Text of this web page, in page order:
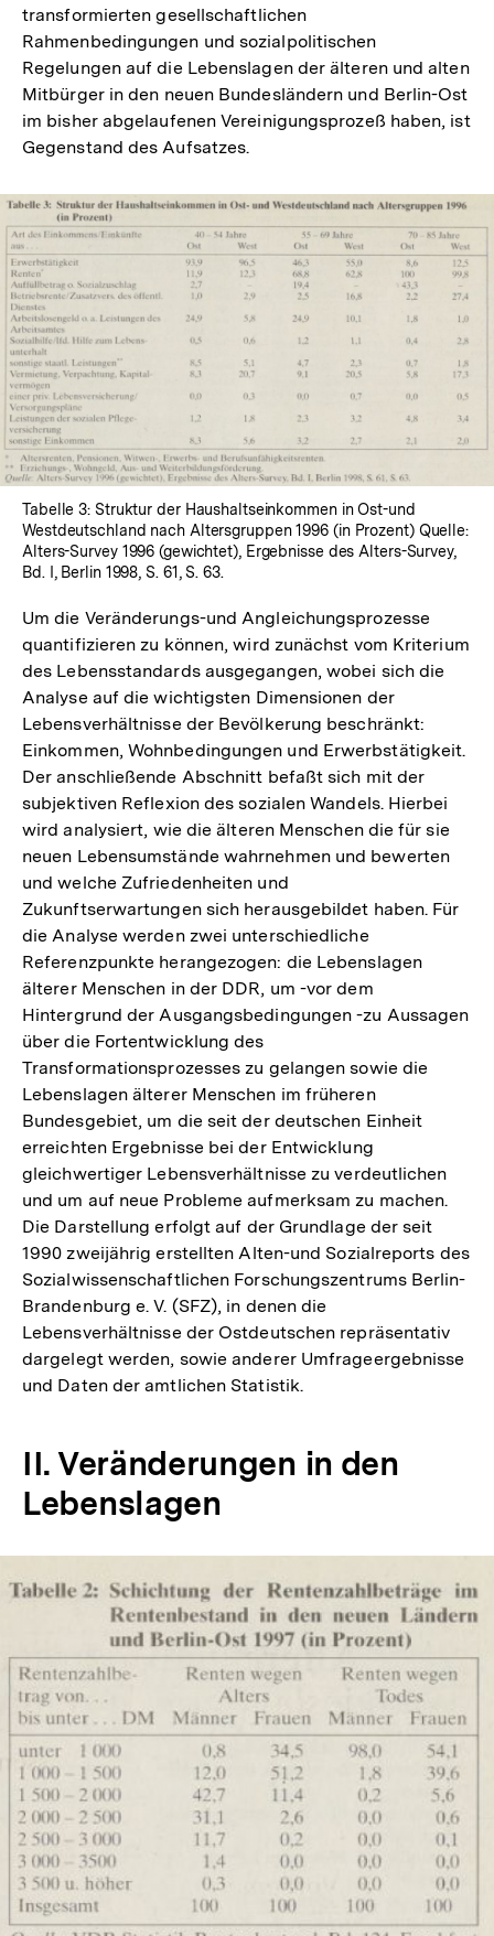
transformierten gesellschaftlichen
Rahmenbedingungen und sozialpolitischen
Regelungen auf die Lebenslagen der älteren und alten
Mitbürger in den neuen Bundesländern und Berlin-Ost
im bisher abgelaufenen Vereinigungsprozeß haben, ist
Gegenstand des Aufsatzes.
In
Lightbox
öffnen
Tabelle 3: Struktur der Haushaltseinkommen in Ost-und
Westdeutschland nach Altersgruppen 1996 (in Prozent) Quelle:
Alters-Survey 1996 (gewichtet), Ergebnisse des Alters-Survey,
Bd. I, Berlin 1998, S. 61, S. 63.
Um die Veränderungs-und Angleichungsprozesse
quantifizieren zu können, wird zunächst vom Kriterium
des Lebensstandards ausgegangen, wobei sich die
Analyse auf die wichtigsten Dimensionen der
Lebensverhältnisse der Bevölkerung beschränkt:
Einkommen, Wohnbedingungen und Erwerbstätigkeit.
Der anschließende Abschnitt befaßt sich mit der
subjektiven Reflexion des sozialen Wandels. Hierbei
wird analysiert, wie die älteren Menschen die für sie
neuen Lebensumstände wahrnehmen und bewerten
und welche Zufriedenheiten und
Zukunftserwartungen sich herausgebildet haben. Für
die Analyse werden zwei unterschiedliche
Referenzpunkte herangezogen: die Lebenslagen
älterer Menschen in der DDR, um -vor dem
Hintergrund der Ausgangsbedingungen -zu Aussagen
über die Fortentwicklung des
Transformationsprozesses zu gelangen sowie die
Lebenslagen älterer Menschen im früheren
Bundesgebiet, um die seit der deutschen Einheit
erreichten Ergebnisse bei der Entwicklung
gleichwertiger Lebensverhältnisse zu verdeutlichen
und um auf neue Probleme aufmerksam zu machen.
Die Darstellung erfolgt auf der Grundlage der seit
1990 zweijährig erstellten Alten-und Sozialreports des
Sozialwissenschaftlichen Forschungszentrums Berlin-
Brandenburg e. V. (SFZ), in denen die
Lebensverhältnisse der Ostdeutschen repräsentativ
dargelegt werden, sowie anderer Umfrageergebnisse
und Daten der amtlichen Statistik.
II. Veränderungen in den
Lebenslagen
Lightbox
öffnen